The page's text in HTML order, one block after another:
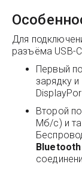
Для
разъёма USB-
Первый
зарядку
Второй
Мб/с) и